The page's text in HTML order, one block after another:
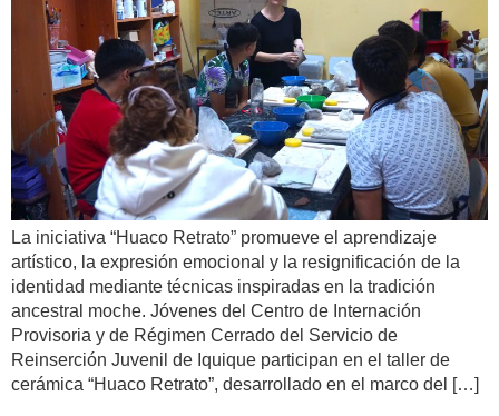
La iniciativa “Huaco Retrato” promueve el aprendizaje
artístico, la expresión emocional y la resignificación de la
identidad mediante técnicas inspiradas en la tradición
ancestral moche. Jóvenes del Centro de Internación
Provisoria y de Régimen Cerrado del Servicio de
Reinserción Juvenil de Iquique participan en el taller de
cerámica “Huaco Retrato”, desarrollado en el marco del […]